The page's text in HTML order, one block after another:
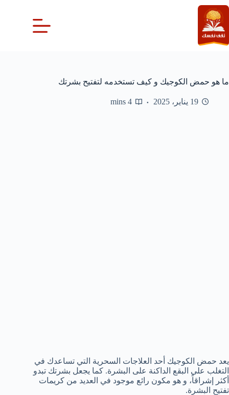
التجاوز
إلى
المحتوى
ما هو حمض الكوجيك و كيف تستخدمه لتفتيح بشرتك
19 يناير، 2025 4 mins
يعد حمض الكوجيك أحد العلاجات السحرية التي تساعدك في
التغلب على البقع الداكنة على البشرة. كما يجعل بشرتك تبدو
أكثر إشراقاً، و هو مكون رائع موجود في العديد من كريمات
تفتيح البشرة.